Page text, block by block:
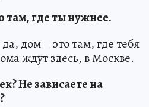
там, где ты нужнее.
дом – это там, где тебя
ждут здесь, в Москве.
Не зависаете на